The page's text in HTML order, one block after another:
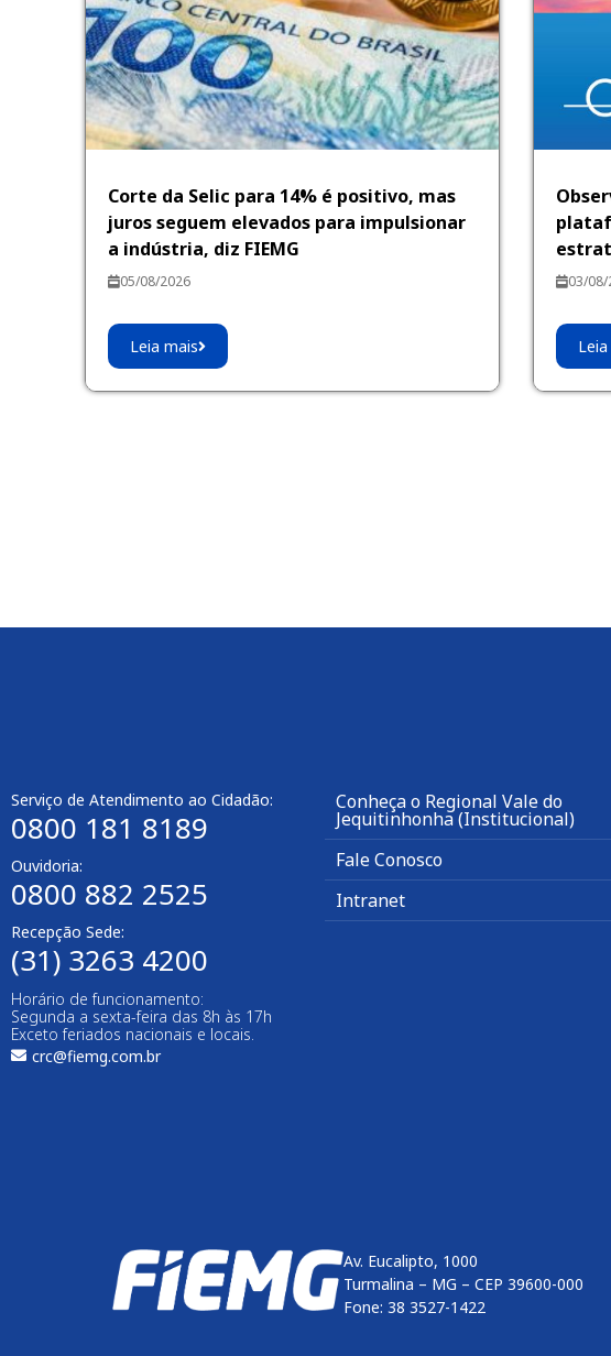
Corte da Selic para 14% é positivo, mas
juros seguem elevados para impulsionar
a indústria, diz FIEMG
05/08/2026
Leia mais
03/08/
Serviço de Atendimento ao Cidadão:
0800 181 8189
Ouvidoria:
0800 882 2525
Recepção Sede:
(31) 3263 4200
Horário de funcionamento:
Segunda a sexta-feira das 8h às 17h
Exceto feriados nacionais e locais.
crc@fiemg.com.br
Conheça o Regional Vale do
Jequitinhonha (Institucional)
Fale Conosco
Intranet
Av. Eucalipto, 1000
Turmalina – MG – CEP 39600-000
Fone: 38 3527-1422
btn-02 btn-03 btn-04